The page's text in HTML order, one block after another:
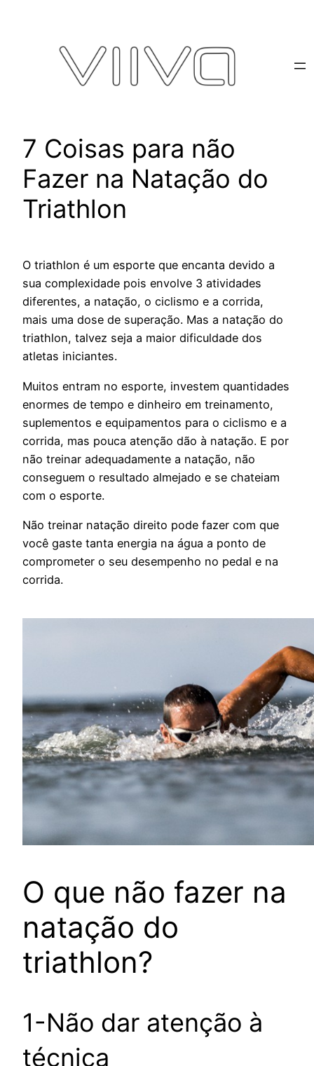
7 Coisas para não
Fazer na Natação do
Triathlon
O triathlon é um esporte que encanta devido a
sua complexidade pois envolve 3 atividades
diferentes, a natação, o ciclismo e a corrida,
mais uma dose de superação. Mas a natação do
triathlon, talvez seja a maior dificuldade dos
atletas iniciantes.
Muitos entram no esporte, investem quantidades
enormes de tempo e dinheiro em treinamento,
suplementos e equipamentos para o ciclismo e a
corrida, mas pouca atenção dão à natação. E por
não treinar adequadamente a natação, não
conseguem o resultado almejado e se chateiam
com o esporte.
Não treinar natação direito pode fazer com que
você gaste tanta energia na água a ponto de
comprometer o seu desempenho no pedal e na
corrida.
O que não fazer na
natação do
triathlon?
1-Não dar atenção à
técnica